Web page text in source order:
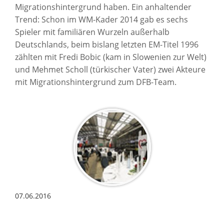
Migrationshintergrund haben. Ein anhaltender
Trend: Schon im WM-Kader 2014 gab es sechs
Spieler mit familiären Wurzeln außerhalb
Deutschlands, beim bislang letzten EM-Titel 1996
zählten mit Fredi Bobic (kam in Slowenien zur Welt)
und Mehmet Scholl (türkischer Vater) zwei Akteure
mit Migrationshintergrund zum DFB-Team.
07.06.2016